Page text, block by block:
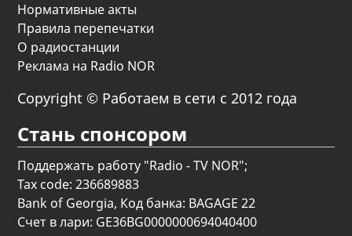
Нормативные акты
Правила перепечатки
О радиостанции
Реклама на Radio NOR
Copyright © Работаем в сети с 2012 года
Стань спонсором
Поддержать работу "Radio - TV NOR";
Tax code: 236689883
Bank of Georgia, Код банка: BAGAGE 22
Счет в лари: GE36BG0000000694040400